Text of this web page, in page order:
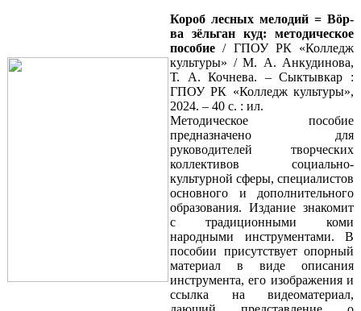
Короб лесных мелодий = Вöр-
ва зёльган куд: методическое
пособие/ ГПОУ РК «Колледж
культуры» / М. А. Анкудинова,
Т. А. Кочнева. – Сыктывкар :
ГПОУ РК «Колледж культуры»,
2024. – 40 с. : ил.
Методическое пособие
предназначено для
руководителей творческих
коллективов социально-
культурной сферы, специалистов
основного и дополнительного
образования. Издание знакомит
с традиционными коми
народными инструментами. В
пособии присутствует опорный
материал в виде описания
инструмента, его изображения и
ссылка на видеоматериал,